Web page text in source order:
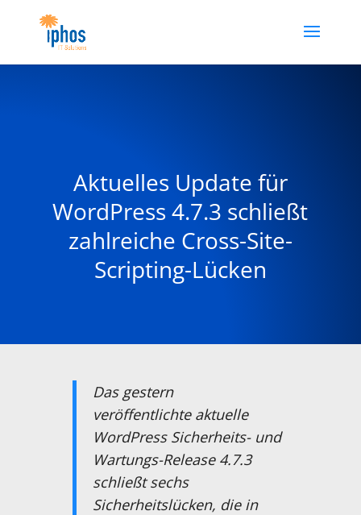
Aktuelles Update für
WordPress 4.7.3 schließt
zahlreiche Cross-Site-
Scripting-Lücken
Das gestern
veröffentlichte aktuelle
WordPress Sicherheits- und
Wartungs-Release 4.7.3
schließt sechs
Sicherheitslücken, die in